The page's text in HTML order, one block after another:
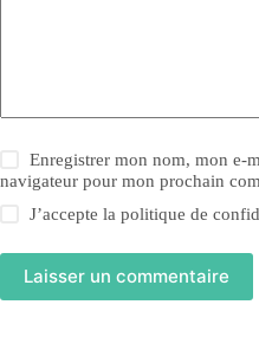
Enregistrer mon nom, mon e-
navigateur pour mon prochain
J’accepte lapolitique de
Laisser un commentaire